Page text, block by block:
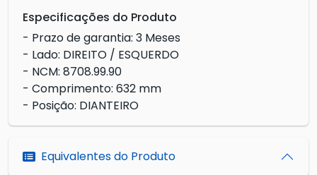
Especificações do Produto
- Prazo de garantia: 3 Meses
- Lado: DIREITO / ESQUERDO
- NCM: 8708.99.90
- Comprimento: 632 mm
- Posição: DIANTEIRO
Equivalentes do Produto